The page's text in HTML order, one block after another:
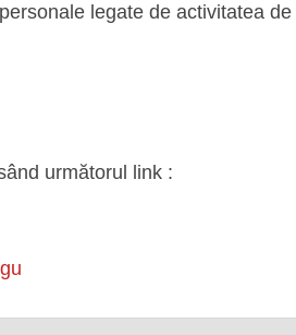
legate de activitatea de
următorul link :